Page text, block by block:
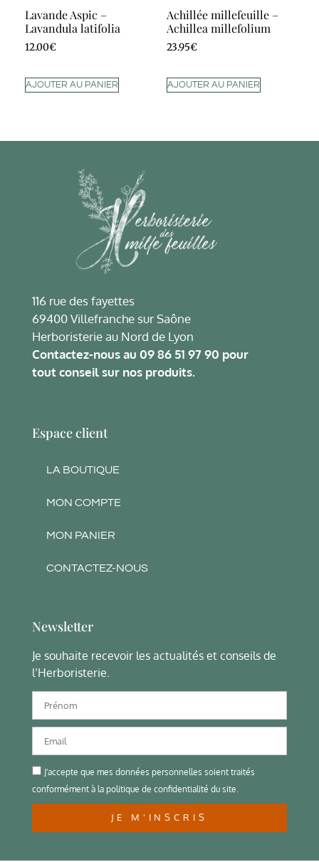
Lavande Aspic –
Lavandula latifolia
12.00€
AJOUTER AU PANIER
Achillée millefeuille –
Achillea millefolium
23.95€
AJOUTER AU PANIER
116 rue des fayettes
69400 Villefranche sur Saône
Herboristerie au Nord de Lyon
Contactez-nous au 09 86 51 97 90 pour
tout conseil sur nos produits.
Espace client
LA BOUTIQUE
MON COMPTE
MON PANIER
CONTACTEZ-NOUS
Newsletter
Je souhaite recevoir les actualités et conseils de
l’Herboristerie.
J'accepte que mes données personnelles soient traités
conformément à la politique de confidentialité du site.
JE M'INSCRIS